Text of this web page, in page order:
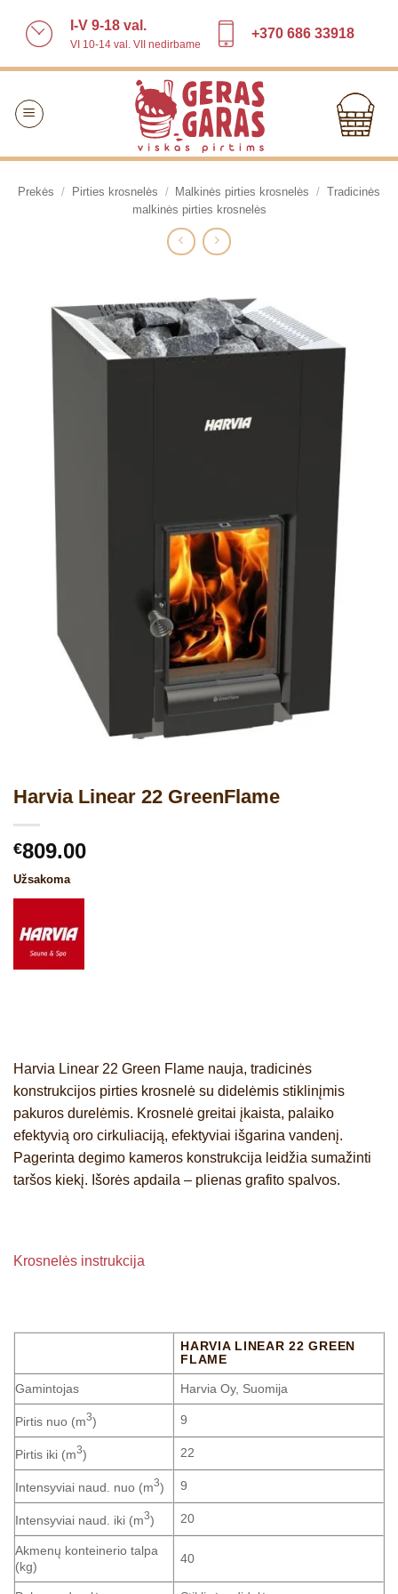
I-V 9-18 val.
VI 10-14 val. VII nedirbame
+370 686 33918
Prekės / Pirties krosnelės / Malkinės pirties krosnelės / Tradicinės
malkinės pirties krosnelės
Harvia Linear 22 GreenFlame
€809.00
Užsakoma
Harvia Linear 22 Green Flame nauja, tradicinės
konstrukcijos pirties krosnelė su didelėmis stiklinįmis
pakuros durelėmis. Krosnelė greitai įkaista, palaiko
efektyvią oro cirkuliaciją, efektyviai išgarina vandenį.
Pagerinta degimo kameros konstrukcija leidžia sumažinti
taršos kiekį. Išorės apdaila – plienas grafito spalvos.
Krosnelės instrukcija
HARVIA LINEAR 22 GREEN
FLAME
Gamintojas Harvia Oy, Suomija
Pirtis nuo (m3) 9
Pirtis iki (m3) 22
Intensyviai naud. nuo (m3) 9
Intensyviai naud. iki (m3) 20
Akmenų konteinerio talpa
(kg)
40